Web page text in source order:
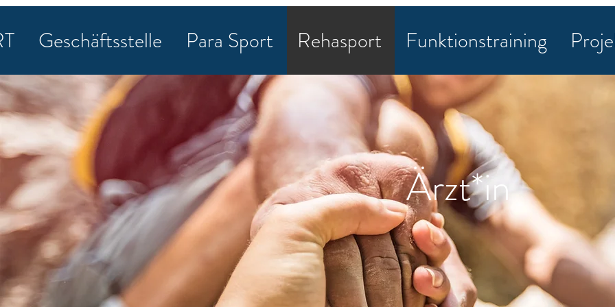
Geschäftsstelle Para Sport Rehasport Funktionstraining
Ärzt*in